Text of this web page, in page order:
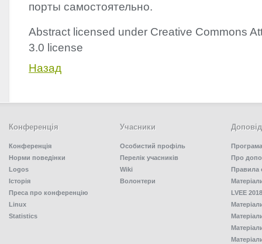
порты самостоятельно.
Abstract licensed under Creative Commons
3.0 license
Назад
Конференція
Конференція
Норми поведінки
Logos
Історія
Преса про конференцію
Linux
Statistics
Учасники
Особистий профіль
Перелік учасників
Wiki
Волонтери
Про
Правила
LVEE